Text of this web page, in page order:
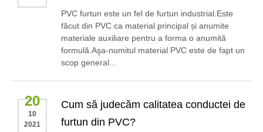
DA
PVC furtun este un fel de furtun industrial.Este
făcut din PVC ca material principal și anumite
materiale auxiliare pentru a forma o anumită
formulă.Aşa-numitul material PVC este de fapt un
scop general...
20
10
2021
Cum să judecăm calitatea conductei de
furtun din PVC?